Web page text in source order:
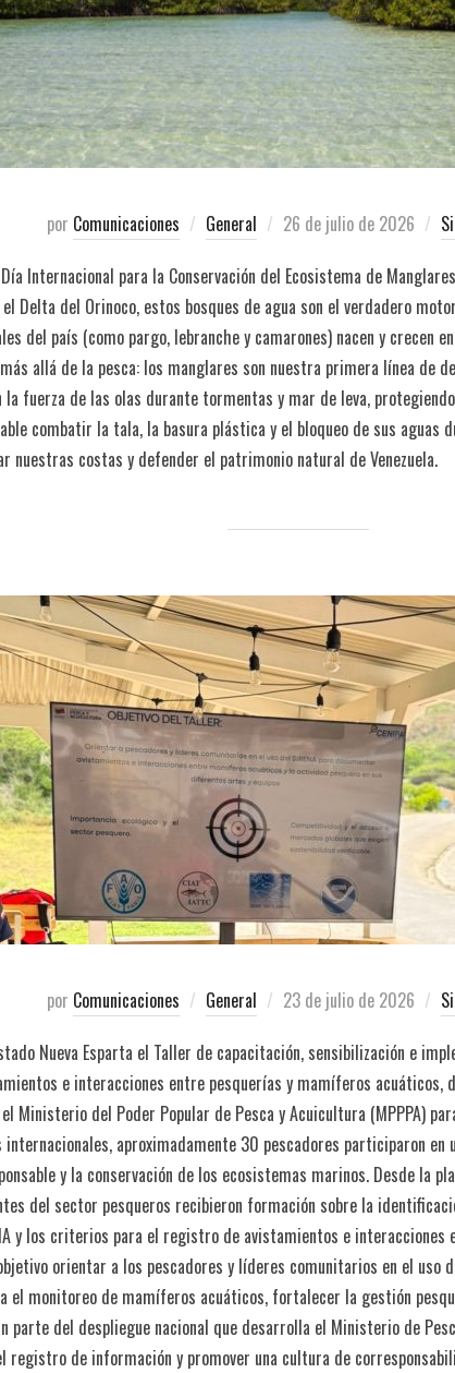
por Comunicaciones General 26 de julio de 2026
Internacional para la Conservación del Ecosistema de
Delta del Orinoco, estos bosques de agua son el verdadero
del país (como pargo, lebranche y camarones) nacen y crecen
allá de la pesca: los manglares son nuestra primera línea
fuerza de las olas durante tormentas y mar de leva,
combatir la tala, la basura plástica y el bloqueo de sus aguas
nuestras costas y defender el patrimonio natural de Venezuela.
por Comunicaciones General 23 de julio de 2026
Nueva Esparta el Taller de capacitación, sensibilización e
e interacciones entre pesquerías y mamíferos
Ministerio del Poder Popular de Pesca y Acuicultura (MPPPA)
aproximadamente 30 pescadores participaron
y la conservación de los ecosistemas marinos. Desde la
del sector pesqueros recibieron formación sobre la
y los criterios para el registro de avistamientos e
orientar a los pescadores y líderes comunitarios en el uso
el monitoreo de mamíferos acuáticos, fortalecer la gestión
parte del despliegue nacional que desarrolla el Ministerio de
registro de información y promover una cultura de